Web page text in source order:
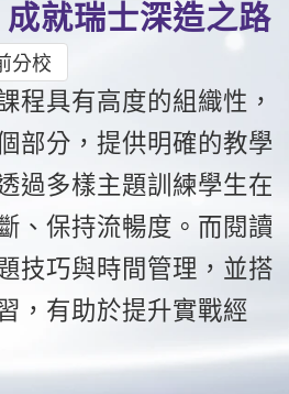
Talks
就瑞士深造之路
分校
程具有高度的組織性，
部分，提供明確的教學
過多樣主題訓練學生在
、保持流暢度。而閱讀
技巧與時間管理，並搭
，有助於提升實戰經